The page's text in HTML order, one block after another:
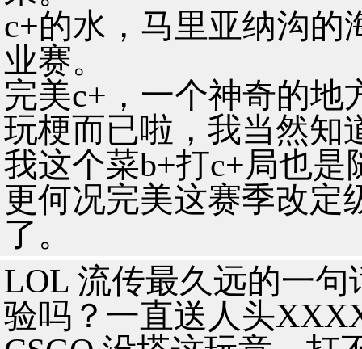
c+的水，马里亚纳沟的
业赛。
完美c+，一个神奇的地
玩梗而已啦，我当然知
我这个菜b+打c+局也是
更何况完美这赛季改定
了。
LOL 流传最久远的一
验吗？一直送人头